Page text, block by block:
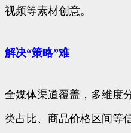
视频等素材创意。
解决“策略”难
全媒体渠道覆盖，多维度
类占比、商品价格区间等